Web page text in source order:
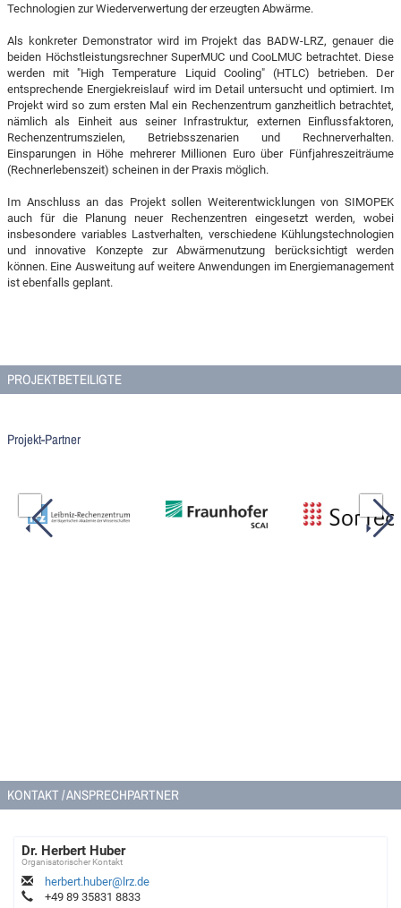
Technologien zur Wiederverwertung der erzeugten Abwärme.
Als konkreter Demonstrator wird im Projekt das BADW-LRZ, genauer die
beiden Höchstleistungsrechner SuperMUC und CooLMUC betrachtet. Diese
werden mit "High Temperature Liquid Cooling" (HTLC) betrieben. Der
entsprechende Energiekreislauf wird im Detail untersucht und optimiert. Im
Projekt wird so zum ersten Mal ein Rechenzentrum ganzheitlich betrachtet,
nämlich als Einheit aus seiner Infrastruktur, externen Einflussfaktoren,
Rechenzentrumszielen, Betriebsszenarien und Rechnerverhalten.
Einsparungen in Höhe mehrerer Millionen Euro über Fünfjahreszeiträume
(Rechnerlebenszeit) scheinen in der Praxis möglich.
Im Anschluss an das Projekt sollen Weiterentwicklungen von SIMOPEK
auch für die Planung neuer Rechenzentren eingesetzt werden, wobei
insbesondere variables Lastverhalten, verschiedene Kühlungstechnologien
und innovative Konzepte zur Abwärmenutzung berücksichtigt werden
können. Eine Ausweitung auf weitere Anwendungen im Energiemanagement
ist ebenfalls geplant.
PROJEKTBETEILIGTE
Projekt-Partner
KONTAKT / ANSPRECHPARTNER
Dr. Herbert Huber
Organisatorischer Kontakt
herbert.huber@lrz.de
+49 89 35831 8833